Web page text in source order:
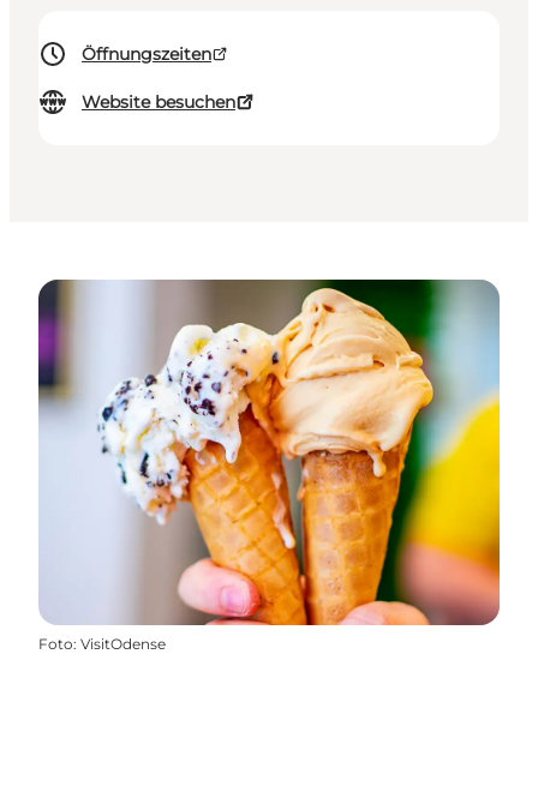
Öffnungszeiten
Website besuchen
Foto: VisitOdense